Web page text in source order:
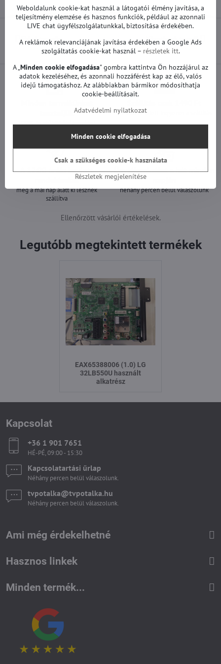
Előző termék Következő termék
100%-os működőképességet
25 000 Ft felett ingyenes a szállítás
A 12:00 óráig leadott
rendeléseket
még a mai nap alatt ki lesznek
szállítva
Ügyfélszolgálat a hét minden
néhány percen belül válaszolunk
Ellenőrzött vásárlói értékelések.
Legutóbb megtekintett termékek
EAX65388006 (1.0) LG
32LB550U használt
alkatrész
Kapcsolat
+36 1 901 7651
HÉ-PÉ, 09:00 - 15:30
Kapcsolatartási űrlap
Néhány percen belül válaszolunk.
tvpotalka​@tvpotalka​.hu
Néhány percen belül válaszolunk.
Ami még érdekelhetné
Hasznos linkek
Minden termék...
Weboldalunk cookie-kat használ a látogatói élmény javítása, a
teljesítmény elemzése és hasznos funkciók, például az azonnali
LIVE chat ügyfélszolgálatunkkal, biztosítása érdekében.
A reklámok relevanciájának javítása érdekében a Google Ads
szolgáltatás cookie-kat használ – részletek itt.
A „Minden cookie elfogadása" gombra kattintva Ön hozzájárul az
adatok kezeléséhez, és azonnali hozzáférést kap az élő, valós
idejű támogatáshoz. Az alábbiakban bármikor módosíthatja
cookie-beállításait.
Adatvédelmi nyilatkozat
Részletek megjelenítése
Minden cookie elfogadása
Csak a szükséges cookie-k használata